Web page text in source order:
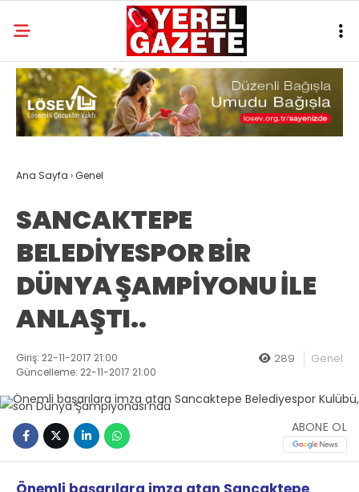
Ana Sayfa ›Genel
SANCAKTEPE
BELEDİYESPOR BİR
DÜNYA ŞAMPİYONU İLE
ANLAŞTI..
Giriş: 22-11-2017 21:00
Güncelleme: 22-11-2017 21:00
289 Genel
ABONE OL